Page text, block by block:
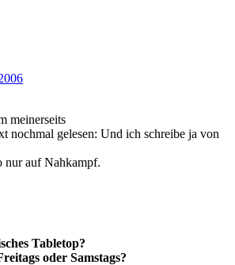
meinerseits
nochmal gelesen: Und ich schreibe ja von
nur auf Nahkampf.
Tabletop?
oder Samstags?